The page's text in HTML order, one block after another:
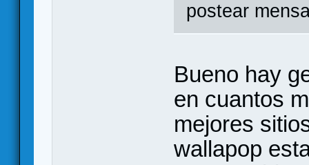
postear
Bueno hay
en cuantos
mejores
wallapop